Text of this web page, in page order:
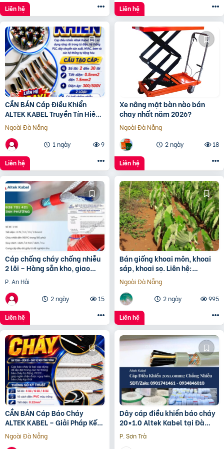
Liên hệ Liên hệ
CẦN BÁN Cáp Điều Khiển
ALTEK KABEL Truyền Tín Hiệu
Tốt
Ngoài Đà Nẵng
1 ngày
9
Liên hệ
Xe nâng mặt bàn nào bán
chạy nhất năm 2026?
Ngoài Đà Nẵng
2 ngày
18
Liên hệ
Cáp chống cháy chống nhiễu
2 lõi – Hàng sẵn kho, giao
nhanh toàn quốc Đà Nẵng, HN
P. An Hải
2 ngày
15
Liên hệ
Bán giống khoai môn, khoai
sáp, khoai sọ. Liên hệ:
0937392133 Ms.Hằng
Ngoài Đà Nẵng
2 ngày
995
Liên hệ
CẦN BÁN Cáp Báo Cháy
ALTEK KABEL – Giải Pháp Kết
Nối An Toàn Cho Hệ Thống
Báo Cháy
Ngoài Đà Nẵng
Dây cáp điều khiển báo cháy
20×1.0 Altek Kabel tại Đà
Nẵng
P. Sơn Trà